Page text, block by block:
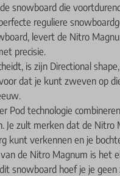
snowboard die
reguliere
levert de Nitro
precisie.
is zijn Directional
dat je kunt zweven op
Pod technologie
Je zult merken dat de
kunt verkennen en je
de Nitro Magnum is het
snowboard hoef je je